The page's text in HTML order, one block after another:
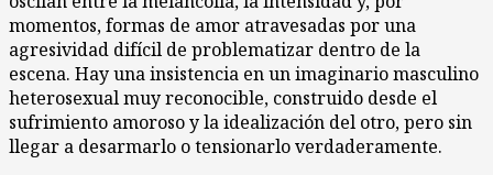
momentos, formas de amor atravesadas por una
agresividad difícil de problematizar dentro de la
escena. Hay una insistencia en un imaginario masculino
heterosexual muy reconocible, construido desde el
sufrimiento amoroso y la idealización del otro, pero sin
llegar a desarmarlo o tensionarlo verdaderamente.